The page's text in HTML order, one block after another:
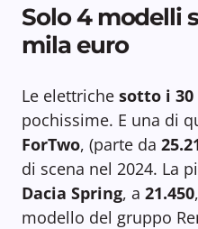
Solo 4 modelli
mila euro
Le elettriche sotto i
pochissime. E una di
ForTwo, (parte da
di scena nel 2024. La
Dacia Spring, a 21.450
modello del gruppo